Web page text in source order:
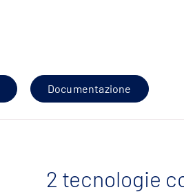
Documentazione
2 tecnologie